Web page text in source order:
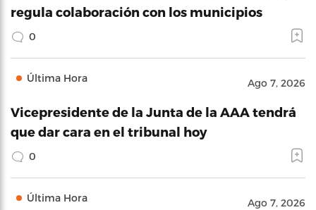
regula colaboración con los municipios
0
Última Hora Ago 7, 2026
Vicepresidente de la Junta de la AAA tendrá
que dar cara en el tribunal hoy
0
Última Hora Ago 7, 2026